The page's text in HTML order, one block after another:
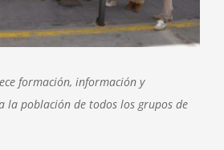
formación, información y
la población de todos los grupos de